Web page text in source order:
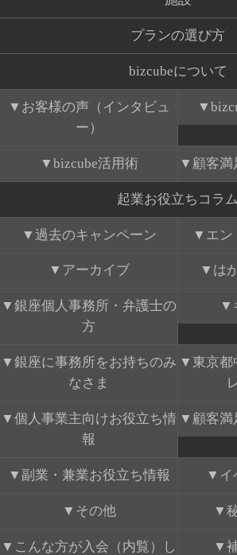
プランの選び方
bizcubeについて
お客様の声（インタビュ
ー）
bizcube活用術 顧客満
起業お役立ちコラム
過去のキャンペーン エン
アーカイブ は
銀座個人事務所・弁護士の
方
銀座に事務所をお持ちのみ
なさま
東京都
個人事業主向けお役立ち情
報
顧客満
副業・兼業お役立ち情報 イ
その他
こんな方が入会（内覧）し